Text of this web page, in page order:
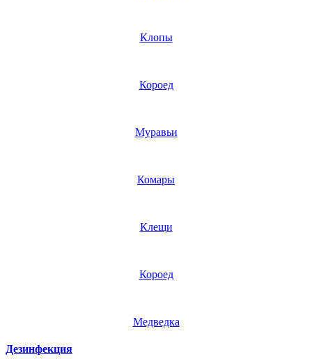
Клопы
Короед
Муравьи
Комары
Клещи
Короед
Медведка
Дезинфекция